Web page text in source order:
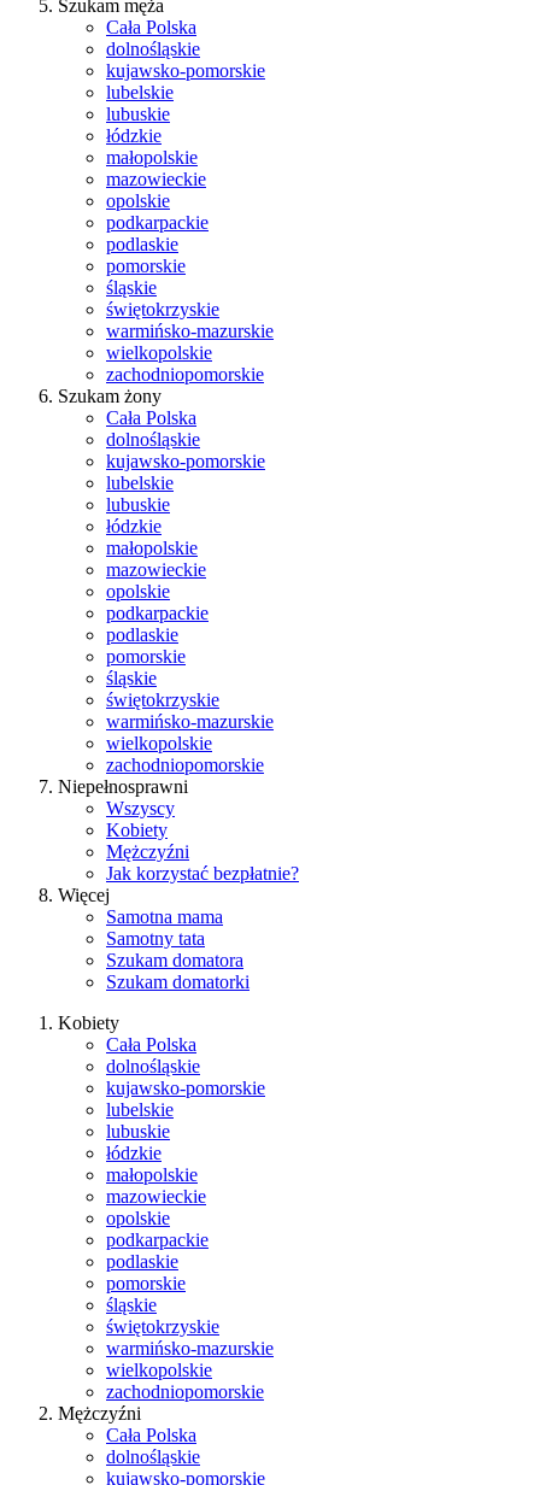
Szukam męża
Cała Polska
dolnośląskie
kujawsko-pomorskie
lubelskie
lubuskie
łódzkie
małopolskie
mazowieckie
opolskie
podkarpackie
podlaskie
pomorskie
śląskie
świętokrzyskie
warmińsko-mazurskie
wielkopolskie
zachodniopomorskie
Szukam żony
Cała Polska
dolnośląskie
kujawsko-pomorskie
lubelskie
lubuskie
łódzkie
małopolskie
mazowieckie
opolskie
podkarpackie
podlaskie
pomorskie
śląskie
świętokrzyskie
warmińsko-mazurskie
wielkopolskie
zachodniopomorskie
Niepełnosprawni
Wszyscy
Kobiety
Mężczyźni
Jak korzystać bezpłatnie?
Więcej
Samotna mama
Samotny tata
Szukam domatora
Szukam domatorki
Kobiety
Cała Polska
dolnośląskie
kujawsko-pomorskie
lubelskie
lubuskie
łódzkie
małopolskie
mazowieckie
opolskie
podkarpackie
podlaskie
pomorskie
śląskie
świętokrzyskie
warmińsko-mazurskie
wielkopolskie
zachodniopomorskie
Mężczyźni
Cała Polska
dolnośląskie
kujawsko-pomorskie